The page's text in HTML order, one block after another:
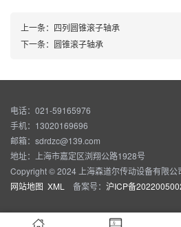
上一条： 四列圆锥滚子轴承
下一条： 圆锥滚子轴承
电话：021-59165976
手机：13020169696
邮箱：sdrdzc@139.com
地址：上海市嘉定区浏翔公路1928号
Copyright © 2024 上海森道尔传动设备有限公
网站地图 XML 备案号： 沪ICP备